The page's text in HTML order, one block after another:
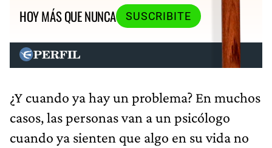
HOY MÁS QUE NUNCA SUSCRIBITE
¿Y cuando ya hay un problema? En muchos
casos, las personas van a un psicólogo
cuando ya sienten que algo en su vida no